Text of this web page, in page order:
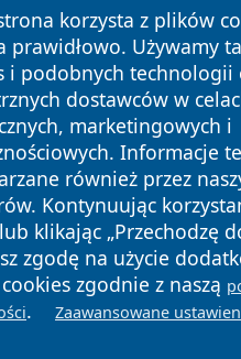
korzysta z plików
prawidłowo. Używamy
i podobnych technologii
dostawców w
marketingowych i
Informacje
również przez
Kontynuując
klikając „Przechodzę
zgodę na użycie
zgodnie z naszą
. Zaawansowane
2026 24slupsk.pl Wszystkie
Polityka
Prywatności